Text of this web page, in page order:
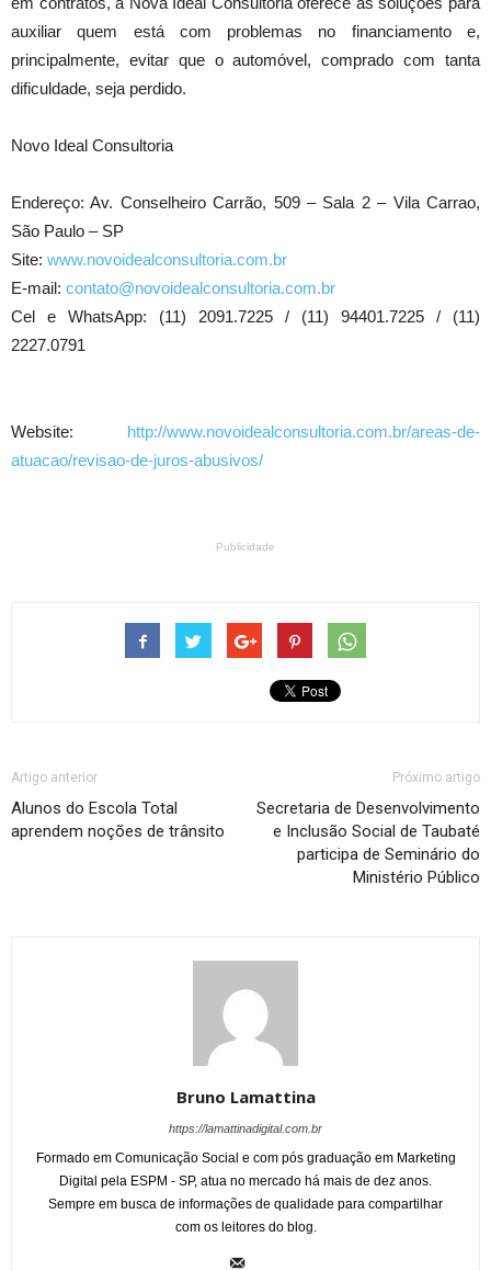
auxiliar quem está com problemas no financiamento e,
principalmente, evitar que o automóvel, comprado com tanta
dificuldade, seja perdido.
Novo Ideal Consultoria
Endereço: Av. Conselheiro Carrão, 509 – Sala 2 – Vila Carrao,
São Paulo – SP
Site: www.novoidealconsultoria.com.br
E-mail: contato@novoidealconsultoria.com.br
Cel e WhatsApp: (11) 2091.7225 / (11) 94401.7225 / (11)
2227.0791
Website: http://www.novoidealconsultoria.com.br/areas-de-
atuacao/revisao-de-juros-abusivos/
Publicidade
Artigo anterior
Alunos do Escola Total
aprendem noções de trânsito
Próximo artigo
Secretaria de Desenvolvimento
e Inclusão Social de Taubaté
participa de Seminário do
Ministério Público
Bruno Lamattina
https://lamattinadigital.com.br
Formado em Comunicação Social e com pós graduação em Marketing
Digital pela ESPM - SP, atua no mercado há mais de dez anos.
Sempre em busca de informações de qualidade para compartilhar
com os leitores do blog.